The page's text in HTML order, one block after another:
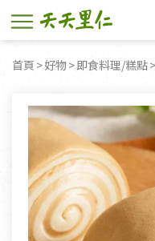
首頁 好物 即食料理/糕點